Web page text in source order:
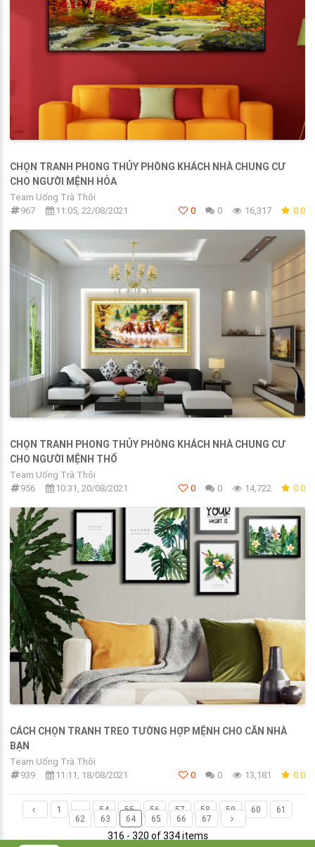
CHỌN TRANH PHONG THỦY PHÒNG KHÁCH NHÀ CHUNG CƯ
CHO NGƯỜI MỆNH HỎA
Team Uống Trà Thôi
967
11:05, 22/08/2021 0 0 16,317 0.0
CHỌN TRANH PHONG THỦY PHÒNG KHÁCH NHÀ CHUNG CƯ
CHO NGƯỜI MỆNH THỔ
Team Uống Trà Thôi
956
10:31, 20/08/2021 0 0 14,722 0.0
CÁCH CHỌN TRANH TREO TƯỜNG HỢP MỆNH CHO CĂN NHÀ
BẠN
Team Uống Trà Thôi
939
11:11, 18/08/2021 0 0 13,181 0.0
1 ... 54 55 56 57 58 59 60
61
62
63 64 65 66 67
316 - 320 of 334 items